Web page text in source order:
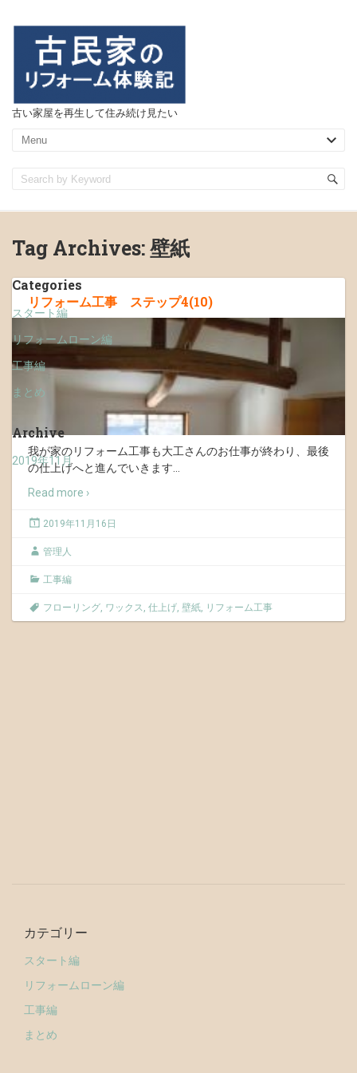
古い家屋を再生して住み続け見たい
Tag Archives:壁紙
Categories
スタート編
リフォームローン編
工事編
まとめ
Archive
2019年11月
リフォーム工事 ステップ4(10)
我が家のリフォーム工事も大工さんのお仕事が終わり、最後
の仕上げへと進んでいきます
Read more ›
2019年11月16日
管理人
工事編
フローリング, ワックス, 仕上げ, 壁紙, リフォーム工事
カテゴリー
スタート編
リフォームローン編
工事編
まとめ